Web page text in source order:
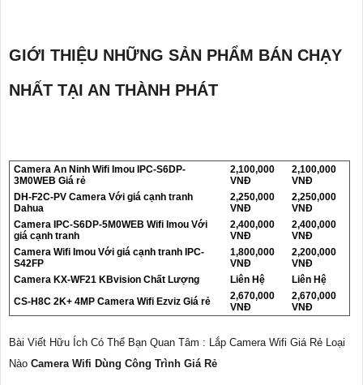
GIỚI THIỆU NHỮNG SẢN PHẨM BÁN CHẠY
NHẤT TẠI AN THÀNH PHÁT
Camera An Ninh Wifi Imou IPC-S6DP-
3M0WEB Giá rẻ
2,100,000
VNĐ
2,100,000
VNĐ
DH-F2C-PV Camera Với giá cạnh tranh
Dahua
2,250,000
VNĐ
2,250,000
VNĐ
Camera IPC-S6DP-5M0WEB Wifi Imou Với
giá cạnh tranh
2,400,000
VNĐ
2,400,000
VNĐ
Camera Wifi Imou Với giá cạnh tranh IPC-
S42FP
1,800,000
VNĐ
2,200,000
VNĐ
Camera KX-WF21 KBvision Chất Lượng
Liên Hệ
Liên Hệ
CS-H8C 2K+ 4MP Camera Wifi Ezviz Giá rẻ
2,670,000
VNĐ
2,670,000
VNĐ
Bài Viết Hữu Ích Có Thể Bạn Quan Tâm : Lắp Camera Wifi Giá Rẻ Loại
Nào Camera Wifi Dùng Công Trình Giá Rẻ